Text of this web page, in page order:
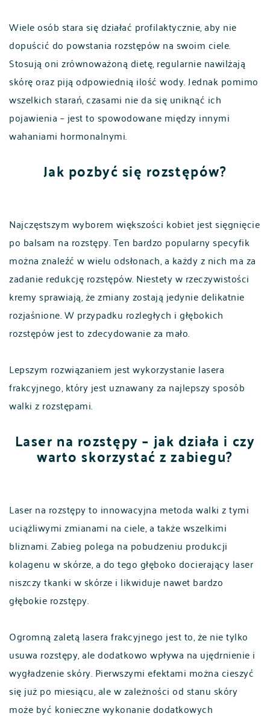
Wiele osób stara się działać profilaktycznie, aby nie
dopuścić do powstania rozstępów na swoim ciele.
Stosują oni zrównoważoną dietę, regularnie nawilżają
skórę oraz piją odpowiednią ilość wody. Jednak pomimo
wszelkich starań, czasami nie da się uniknąć ich
pojawienia – jest to spowodowane między innymi
wahaniami hormonalnymi.
Jak pozbyć się rozstępów?
Najczęstszym wyborem większości kobiet jest sięgnięcie
po balsam na rozstępy. Ten bardzo popularny specyfik
można znaleźć w wielu odsłonach, a każdy z nich ma za
zadanie redukcję rozstępów. Niestety w rzeczywistości
kremy sprawiają, że zmiany zostają jedynie delikatnie
rozjaśnione. W przypadku rozległych i głębokich
rozstępów jest to zdecydowanie za mało.
Lepszym rozwiązaniem jest wykorzystanie lasera
frakcyjnego, który jest uznawany za najlepszy sposób
walki z rozstępami.
Laser na rozstępy – jak działa i czy
warto skorzystać z zabiegu?
Laser na rozstępy to innowacyjna metoda walki z tymi
uciążliwymi zmianami na ciele, a także wszelkimi
bliznami. Zabieg polega na pobudzeniu produkcji
kolagenu w skórze, a do tego głęboko docierający laser
niszczy tkanki w skórze i likwiduje nawet bardzo
głębokie rozstępy.
Ogromną zaletą lasera frakcyjnego jest to, że nie tylko
usuwa rozstępy, ale dodatkowo wpływa na ujędrnienie i
wygładzenie skóry. Pierwszymi efektami można cieszyć
się już po miesiącu, ale w zależności od stanu skóry
może być konieczne wykonanie dodatkowych